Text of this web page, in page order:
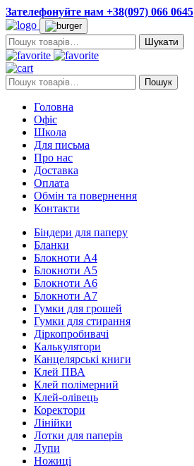
Зателефонуйте нам +38(097) 066 0645
Пошук:
Пошук: Пошук
Головна
Офіс
Школа
Для письма
Про нас
Доставка
Оплата
Обмін та повернення
Контакти
Біндери для паперу
Бланки
Блокноти А4
Блокноти А5
Блокноти А6
Блокноти А7
Гумки для грошей
Гумки для стирання
Діркопробивачі
Калькулятори
Канцелярські книги
Клей ПВА
Клей полімерний
Клей-олівець
Коректори
Лінійки
Лотки для паперів
Лупи
Ножиці